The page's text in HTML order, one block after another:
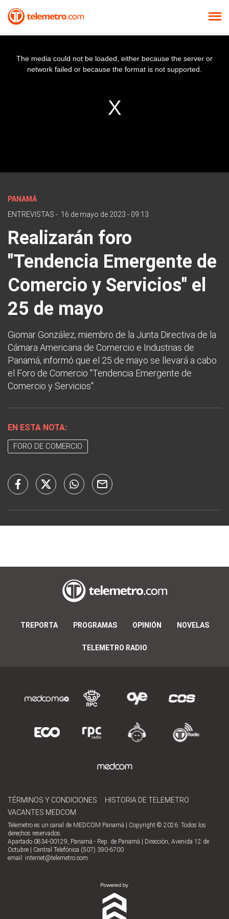
The media could not be loaded, either because the server or
network failed or because the format is not supported.
PANAMÁ
ENTREVISTAS - 16 de mayo de 2023 - 09:13
Realizarán foro
"Tendencia Emergente de
Comercio y Servicios" el
25 de mayo
Giomar González, miembro de la Junta Directiva de la
Cámara Americana de Comercio e Industrias de
Panamá, informó que el 25 de mayo se llevará a cabo
el Foro de Comercio "Tendencia Emergente de
Comercio y Servicios".
EN ESTA NOTA:
FORO DE COMERCIO
TREPORTA PROGRAMAS OPINIÓN NOVELAS
TELEMETRO RADIO
TÉRMINOS Y CONDICIONES
HISTORIA DE TELEMETRO
VACANTES MEDCOM
Telemetro es un canal de MEDCOM Panamá | Copyright © 2026. Todos los
derechos reservados.
Apartado 0834-00129, Panamá - Rep. de Panamá | Dirección, Avenida 12 de
Octubre | Central Telefónica (507) 390-6700
email: internet@telemetro.com